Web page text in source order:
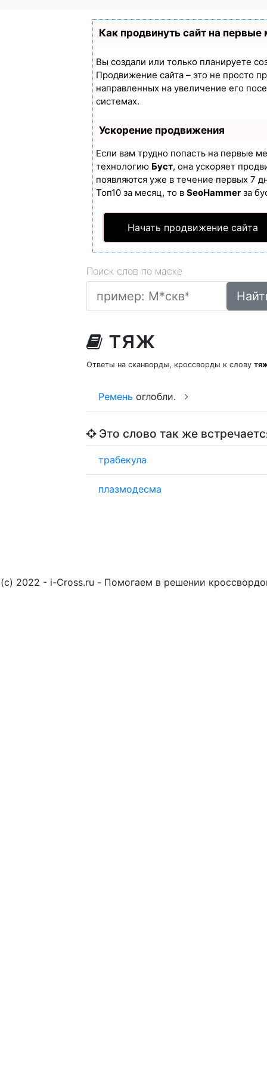
Как продвинуть сайт на первые
Вы создали или только планируете
Продвижение сайта – это не просто
направленных на увеличение его
системах.
Ускорение продвижения
Если вам трудно попасть на первые
технологию Буст, она ускоряет
появляются уже в течение первых 7
Топ10 за месяц, то в SeoHammer за
Начать продвижение сайта
Поиск слов по маске
тяж
Ответы на сканворды, кроссворды к слову
Ремень оглобли.
Это слово так же
трабекула
плазмодесма
(c) 2022 - i-Cross.ru - Помогаем в решении